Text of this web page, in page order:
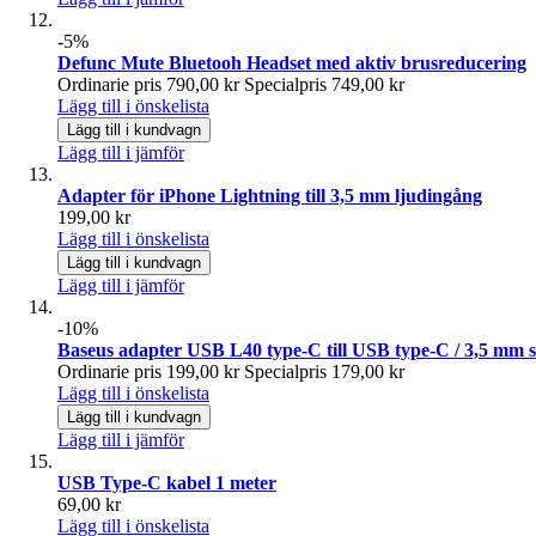
-5%
Defunc Mute Bluetooh Headset med aktiv brusreducering
Ordinarie pris 790,00 kr Specialpris 749,00 kr
Lägg till i önskelista
Lägg till i kundvagn
Lägg till i jämför
Adapter för iPhone Lightning till 3,5 mm ljudingång
199,00 kr
Lägg till i önskelista
Lägg till i kundvagn
Lägg till i jämför
-10%
Baseus adapter USB L40 type-C till USB type-C / 3,5 mm
Ordinarie pris 199,00 kr Specialpris 179,00 kr
Lägg till i önskelista
Lägg till i kundvagn
Lägg till i jämför
USB Type-C kabel 1 meter
69,00 kr
Lägg till i önskelista